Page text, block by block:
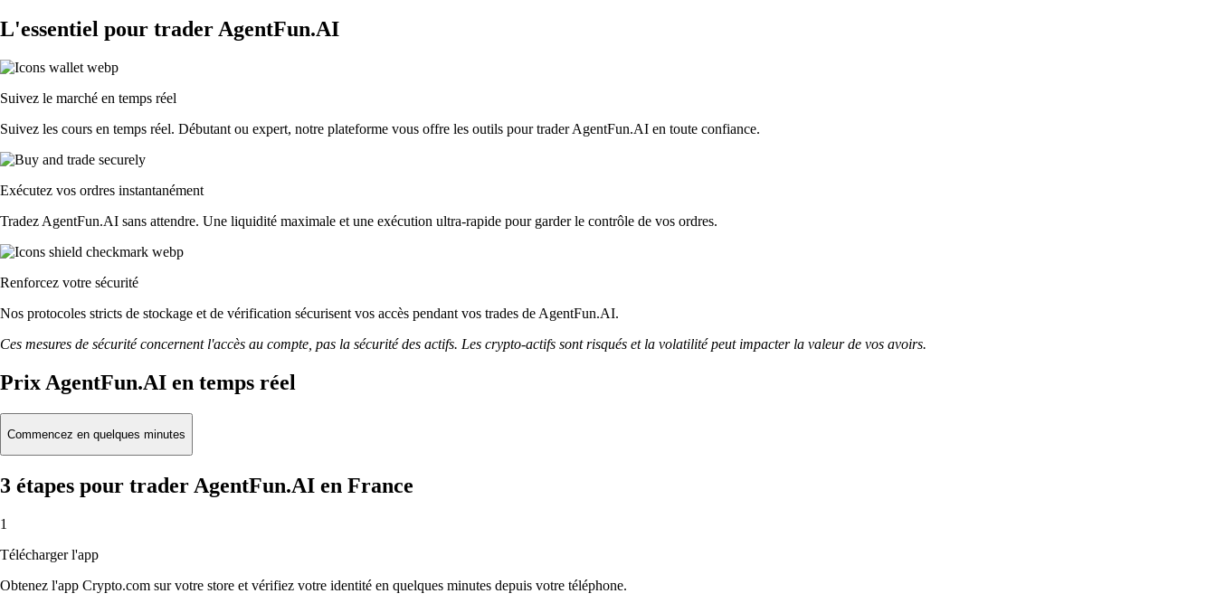
L'essentiel pour trader AgentFun.AI
Suivez le marché en temps réel
Suivez les cours en temps réel. Débutant ou expert, notre plateforme vous offre les outils pour trader AgentFun.AI en toute confiance.
Exécutez vos ordres instantanément
Tradez AgentFun.AI sans attendre. Une liquidité maximale et une exécution ultra-rapide pour garder le contrôle de vos ordres.
Renforcez votre sécurité
Nos protocoles stricts de stockage et de vérification sécurisent vos accès pendant vos trades de AgentFun.AI.
Ces mesures de sécurité concernent l'accès au compte, pas la sécurité des actifs. Les crypto-actifs sont risqués et la volatilité peut impacter la valeur de vos avoirs.
Prix AgentFun.AI en temps réel
Commencez en quelques minutes
3 étapes pour trader AgentFun.AI en France
1
Télécharger l'app
Obtenez l'app Crypto.com sur votre store et vérifiez votre identité en quelques minutes depuis votre téléphone.